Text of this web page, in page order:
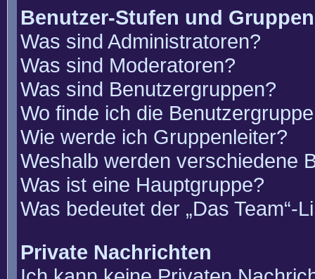
Benutzer-Stufen und Gruppen
Was sind Administratoren?
Was sind Moderatoren?
Was sind Benutzergruppen?
Wo finde ich die
Wie werde ich Gruppenleiter?
Weshalb werden verschiedene
Was ist eine Hauptgruppe?
Was bedeutet der „Das Team“-
Private Nachrichten